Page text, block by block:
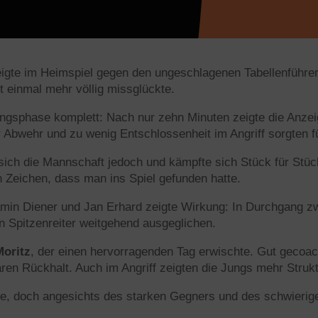
im Heimspiel gegen den ungeschlagenen
einmal mehr völlig missglückte.
komplett: Nach nur zehn Minuten zeigte die
und zu wenig Entschlossenheit im Angriff sorgten
die Mannschaft jedoch und kämpfte sich Stück für
dass man ins Spiel gefunden hatte.
Diener und Jan Erhard zeigte Wirkung: In Durchgang
Spitzenreiter weitgehend ausgeglichen.
, der einen hervorragenden Tag erwischte. Gut
Rückhalt. Auch im Angriff zeigten die Jungs mehr
doch angesichts des starken Gegners und des